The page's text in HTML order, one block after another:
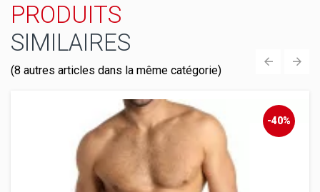
PRODUITS
SIMILAIRES
(8 autres articles dans la même catégorie)
-40%